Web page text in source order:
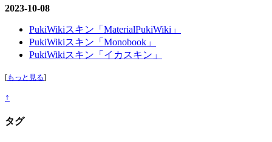
2023-10-08
PukiWikiスキン「MaterialPukiWiki」
PukiWikiスキン「Monobook」
PukiWikiスキン「イカスキン」
[もっと見る]
↑
タグ